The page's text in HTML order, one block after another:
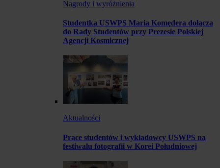
Nagrody i wyróżnienia
Studentka USWPS Maria Komędera dołącza
do Rady Studentów przy Prezesie Polskiej
Agencji Kosmicznej
Aktualności
Prace studentów i wykładowcy USWPS na
festiwalu fotografii w Korei Południowej